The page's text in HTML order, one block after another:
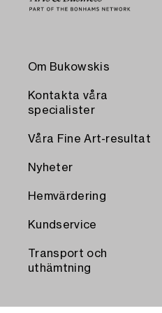
Om Bukowskis
Kontakta våra
specialister
Våra Fine Art-resultat
Nyheter
Hemvärdering
Kundservice
Transport och
uthämtning